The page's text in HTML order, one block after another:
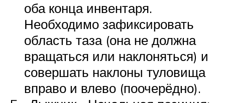
оба конца инвентаря.
Необходимо зафиксировать
область таза (она не должна
вращаться или наклоняться) и
совершать наклоны туловища
вправо и влево (поочерёдно).